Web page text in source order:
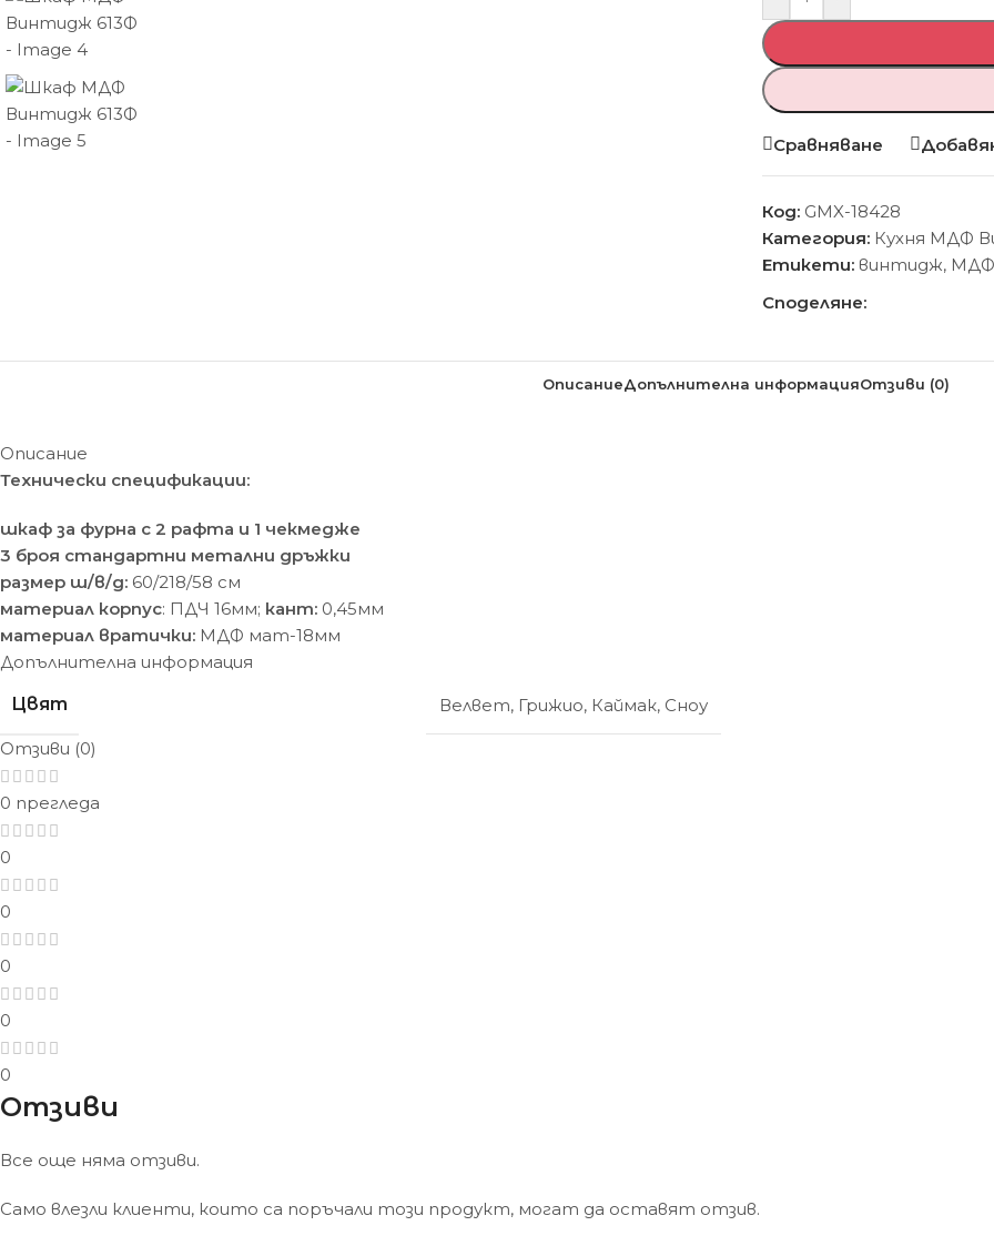
Сравняване
Код: GMX-18428
Категория: Кухня МДФ
Етикети: винтидж, МДФ
Споделяне:
ОписаниеДопълнителна информацияОтзиви (0)
Описание
Технически спецификации:
шкаф за фурна с 2 рафта и 1 чекмедже
3 броя стандартни метални дръжки
размер ш/в/д: 60/218/58 cм
материал корпус: ПДЧ 16мм; кант: 0,45мм
материал вратички: МДФ мат-18мм
Допълнителна информация
Цвят
Велвет, Грижио, Каймак, Сноу
Отзиви (0)
0 прегледа
0
0
0
0
0
Отзиви
Все още няма отзиви.
Само влезли клиенти, които са поръчали този продукт, могат да оставят отзив.